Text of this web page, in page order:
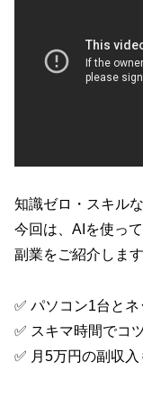
知識ゼロ・スキル
今回は、AIを使っ
副業をご紹介します
✅ パソコン1台と
✅ スキマ時間でコ
✅ 月5万円の副収入